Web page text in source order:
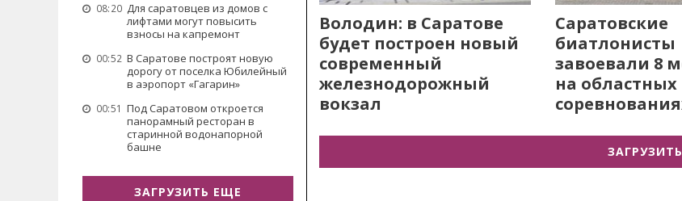
08:20 Для саратовцев из домов с
лифтами могут повысить
взносы на капремонт
00:52 В Саратове построят новую
дорогу от поселка Юбилейный
в аэропорт «Гагарин»
00:51 Под Саратовом откроется
панорамный ресторан в
старинной водонапорной
башне
ЗАГРУЗИТЬ ЕЩЕ
Володин: в Саратове
будет построен новый
современный
железнодорожный
вокзал
Саратовские
биатлонисты
завоевали 8
на областных